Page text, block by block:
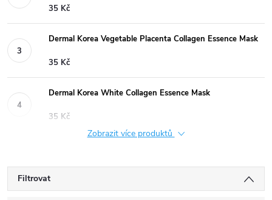
35 Kč
Dermal Korea Vegetable Placenta Collagen Essence Mask
35 Kč
Dermal Korea White Collagen Essence Mask
35 Kč
Zobrazit více produktů
Filtrovat